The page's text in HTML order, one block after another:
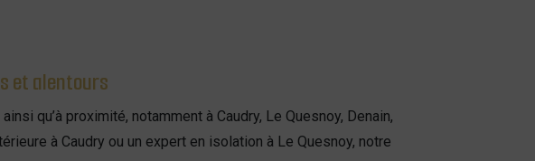
et alentours
ainsi qu’à proximité, notamment à Caudry, Le Quesnoy, Denain,
à Caudry ou un expert en isolation à Le Quesnoy, notre